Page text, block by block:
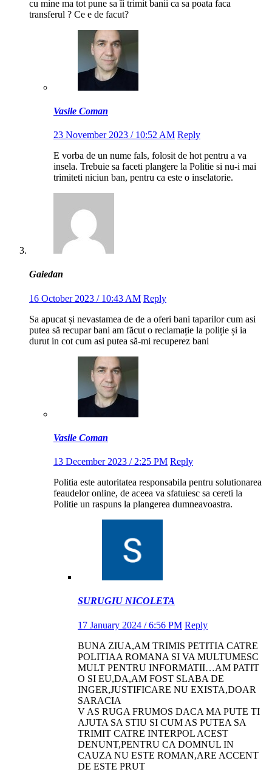
cu mine ma tot pune sa îi trimit banii ca sa poata faca
transferul ? Ce e de facut?
Vasile Coman
23 November 2023 / 10:52 AM Reply
E vorba de un nume fals, folosit de hot pentru a va
insela. Trebuie sa faceti plangere la Politie si nu-i mai
trimiteti niciun ban, pentru ca este o inselatorie.
Gaiedan
16 October 2023 / 10:43 AM Reply
Sa apucat și nevastamea de de a oferi bani taparilor cum asi
putea să recupar bani am făcut o reclamație la poliție și ia
durut in cot cum asi putea să-mi recuperez bani
Vasile Coman
13 December 2023 / 2:25 PM Reply
Politia este autoritatea responsabila pentru solutionarea
feaudelor online, de aceea va sfatuiesc sa cereti la
Politie un raspuns la plangerea dumneavoastra.
SURUGIU NICOLETA
17 January 2024 / 6:56 PM Reply
BUNA ZIUA,AM TRIMIS PETITIA CATRE
POLITIAA ROMANA SI VA MULTUMESC
MULT PENTRU INFORMATII…AM PATIT
O SI EU,DA,AM FOST SLABA DE
INGER,JUSTIFICARE NU EXISTA,DOAR
SARACIA
V AS RUGA FRUMOS DACA MA PUTE TI
AJUTA SA STIU SI CUM AS PUTEA SA
TRIMIT CATRE INTERPOL ACEST
DENUNT,PENTRU CA DOMNUL IN
CAUZA NU ESTE ROMAN,ARE ACCENT
DE ESTE PRUT